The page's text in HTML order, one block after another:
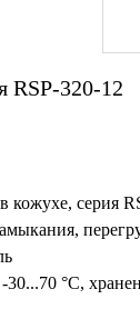
RSP-320-12
кожухе, серия
°C,